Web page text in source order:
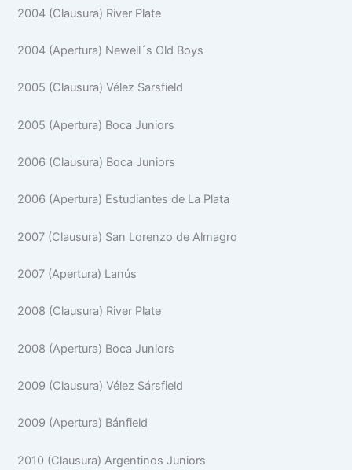
2004 (Clausura) River Plate
2004 (Apertura) Newell´s Old Boys
2005 (Clausura) Vélez Sarsfield
2005 (Apertura) Boca Juniors
2006 (Clausura) Boca Juniors
2006 (Apertura) Estudiantes de La Plata
2007 (Clausura) San Lorenzo de Almagro
2007 (Apertura) Lanús
2008 (Clausura) River Plate
2008 (Apertura) Boca Juniors
2009 (Clausura) Vélez Sársfield
2009 (Apertura) Bánfield
2010 (Clausura) Argentinos Juniors